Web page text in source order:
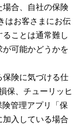
合、自社の保険
はお客さまにお伝
ことは通常難し
可能かどうかを
険に気づける仕
保、チューリッヒ
管理アプリ「保
入している場合